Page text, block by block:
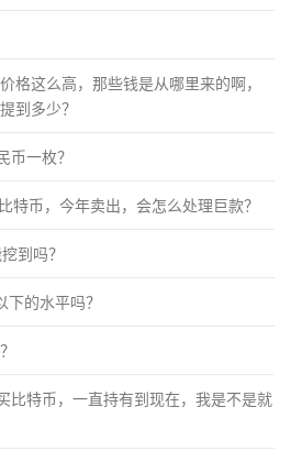
格这么高，那些钱是从哪里来的啊，
到多少？
币一枚？
特币，今年卖出，会怎么处理巨款？
到吗？
的水平吗？
比特币，一直持有到现在，我是不是就